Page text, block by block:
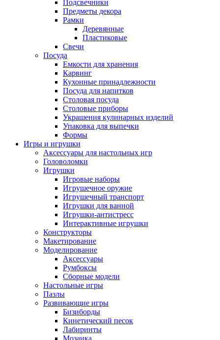
Подсвечники
Предметы декора
Рамки
Деревянные
Пластиковые
Свечи
Посуда
Емкости для хранения
Карвинг
Кухонные принадлежности
Посуда для напитков
Столовая посуда
Столовые приборы
Украшения кулинарных изделий
Упаковка для выпечки
Формы
Игры и игрушки
Аксессуары для настольных игр
Головоломки
Игрушки
Игровые наборы
Игрушечное оружие
Игрушечный транспорт
Игрушки для ванной
Игрушки-антистресс
Интерактивные игрушки
Конструкторы
Макетирование
Моделирование
Аксессуары
Румбоксы
Сборные модели
Настольные игры
Пазлы
Развивающие игры
Бизиборды
Кинетический песок
Лабиринты
Мозаика